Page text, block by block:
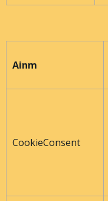
Ainm
CookieConsent